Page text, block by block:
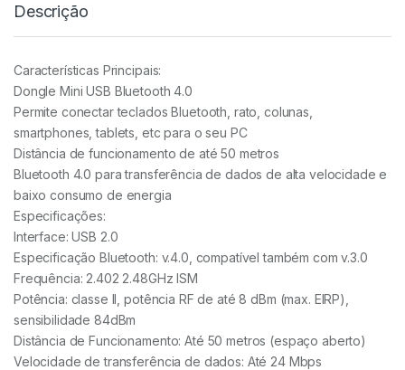
Descrição
Características Principais:
Dongle Mini USB Bluetooth 4.0
Permite conectar teclados Bluetooth, rato, colunas,
smartphones, tablets, etc para o seu PC
Distância de funcionamento de até 50 metros
Bluetooth 4.0 para transferência de dados de alta velocidade e
baixo consumo de energia
Especificações:
Interface: USB 2.0
Especificação Bluetooth: v.4.0, compatível também com v.3.0
Frequência: 2.402 2.48GHz ISM
Potência: classe II, potência RF de até 8 dBm (max. EIRP),
sensibilidade 84dBm
Distância de Funcionamento: Até 50 metros (espaço aberto)
Velocidade de transferência de dados: Até 24 Mbps